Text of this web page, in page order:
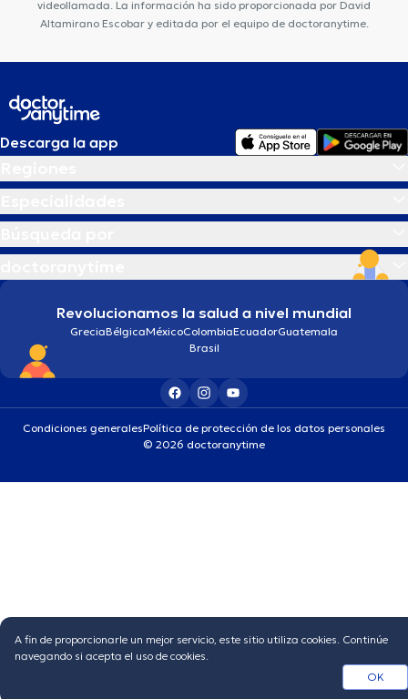
videollamada. La información ha sido proporcionada por David
Altamirano Escobar y editada por el equipo de doctoranytime.
Descarga la app
Revolucionamos la salud a nivel mundial
GreciaBélgicaMéxicoColombiaEcuadorGuatemala
Brasil
Condiciones generalesPolítica de protección de los datos personales
© 2026 doctoranytime
A fin de proporcionarle un mejor servicio, este sitio utiliza cookies. Continúe
navegando si acepta el uso de cookies.
OK